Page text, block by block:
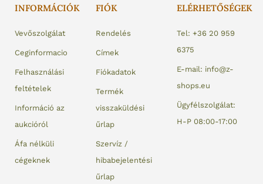
INFORMÁCIÓK
Vevőszolgálat
Ceginformacio
Felhasználási
feltételek
Információ az
aukcióról
Áfa nélküli
cégeknek
FIÓK
Rendelés
Címek
Fiókadatok
Termék
visszaküldési
űrlap
Szervíz /
hibabejelentési
űrlap
ELÉRHETŐSÉGEK
Tel: +36 20 959
6375
E-mail: info@z-
shops.eu
Ügyfélszolgálat:
H-P 08:00-17:00